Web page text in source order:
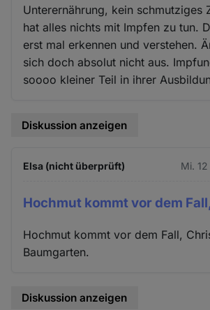
Unterernährung, kein schmutziges
hat alles nichts mit Impfen zu tun.
erst mal erkennen und verstehen.
sich doch absolut nicht aus.
soooo kleiner Teil in ihrer
Diskussion anzeigen
Elsa (nicht überprüft) Mi.
Hochmut kommt vor dem
Hochmut kommt vor dem Fall,
Baumgarten.
Diskussion anzeigen